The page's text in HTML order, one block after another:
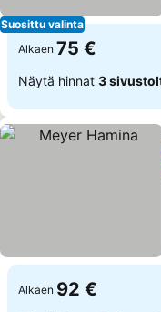
Suosittu valinta
Alkaen 75 €
Näytä hinnat 3
Alkaen 92 €